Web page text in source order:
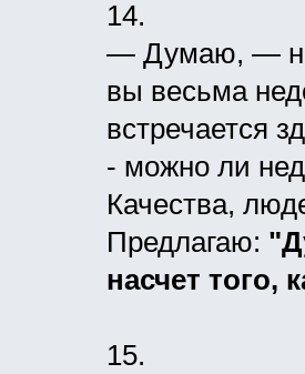
14.
— Думаю, —
вы весьма
встречается
- можно ли
Качества,
Предлагаю:
насчет того,
15.